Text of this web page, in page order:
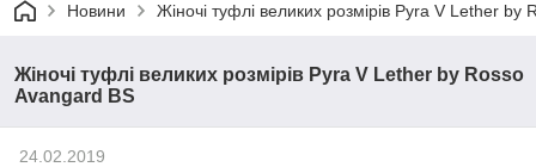
Новини Жіночі туфлі великих розмірів Pyra V Lether by
Жіночі туфлі великих розмірів Pyra V Lether by Rosso
Avangard BS
24.02.2019